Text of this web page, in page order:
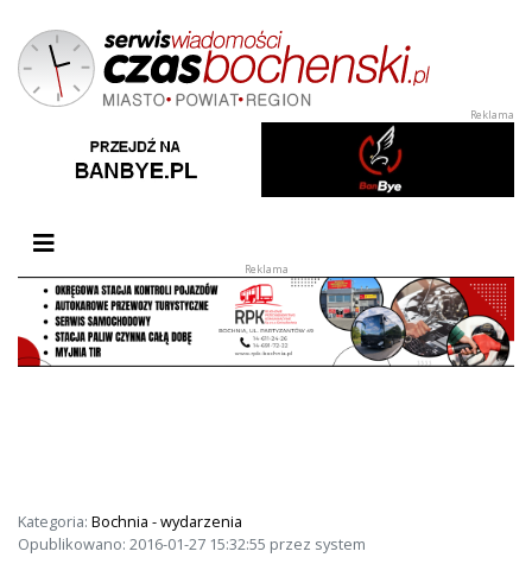
Przełącz nawigację
Kategoria: Bochnia - wydarzenia
Opublikowano: 2016-01-27 15:32:55 przez system